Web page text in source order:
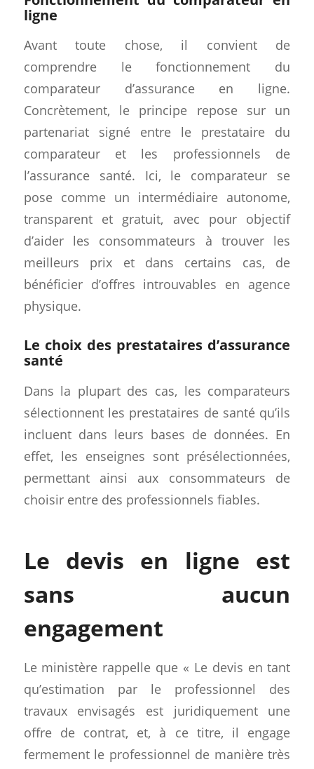
ligne
Avant toute chose, il convient de
comprendre le fonctionnement du
comparateur d’assurance en ligne.
Concrètement, le principe repose sur un
partenariat signé entre le prestataire du
comparateur et les professionnels de
l’assurance santé. Ici, le comparateur se
pose comme un intermédiaire autonome,
transparent et gratuit, avec pour objectif
d’aider les consommateurs à trouver les
meilleurs prix et dans certains cas, de
bénéficier d’offres introuvables en agence
physique.
Le choix des prestataires d’assurance
santé
Dans la plupart des cas, les comparateurs
sélectionnent les prestataires de santé qu’ils
incluent dans leurs bases de données. En
effet, les enseignes sont présélectionnées,
permettant ainsi aux consommateurs de
choisir entre des professionnels fiables.
Le devis en ligne est
sans aucun
engagement
Le ministère rappelle que « Le devis en tant
qu’estimation par le professionnel des
travaux envisagés est juridiquement une
offre de contrat, et, à ce titre, il engage
fermement le professionnel de manière très